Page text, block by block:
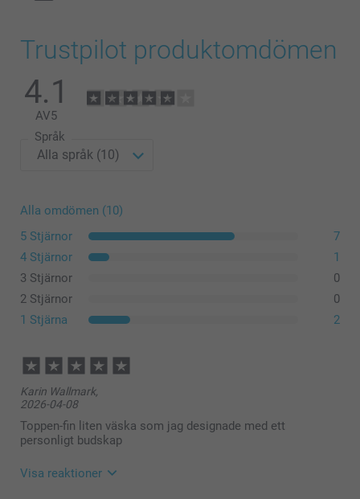
Trustpilot produktomdömen
4.1
AV5
Språk
Alla omdömen (10)
5 Stjärnor
7
4 Stjärnor
1
3 Stjärnor
0
2 Stjärnor
0
1 Stjärna
2
Karin Wallmark,
2026-04-08
Toppen-fin liten väska som jag designade med ett
personligt budskap
Visa reaktioner